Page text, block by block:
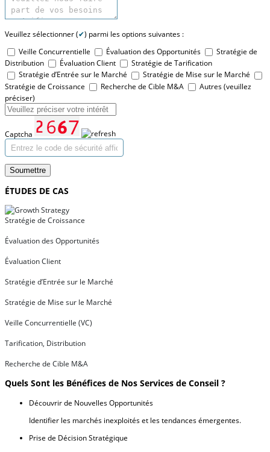
Veuillez sélectionner (✔) parmi les options suivantes :
Veille Concurrentielle
Évaluation des Opportunités
Stratégie de
Distribution
Évaluation Client
Stratégie de Tarification
Stratégie d’Entrée sur le Marché
Stratégie de Mise sur le Marché
Stratégie de Croissance
Recherche de Cible M&A
Autres (veuillez
préciser)
Captcha
Soumettre
ÉTUDES DE CAS
Stratégie de Croissance
Évaluation des Opportunités
Évaluation Client
Stratégie d’Entrée sur le Marché
Stratégie de Mise sur le Marché
Veille Concurrentielle (VC)
Tarification, Distribution
Recherche de Cible M&A
Quels Sont les Bénéfices de Nos Services de Conseil ?
Découvrir de Nouvelles Opportunités
Identifier les marchés inexploités et les tendances émergentes.
Prise de Décision Stratégique